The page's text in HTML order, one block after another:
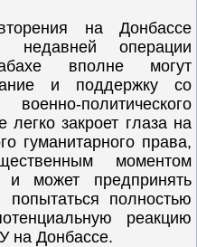
на Донбассе
операции
вполне могут
и поддержку со
политического
закроет глаза на
гуманитарного права,
моментом
может предпринять
полностью
реакцию
на Донбассе.